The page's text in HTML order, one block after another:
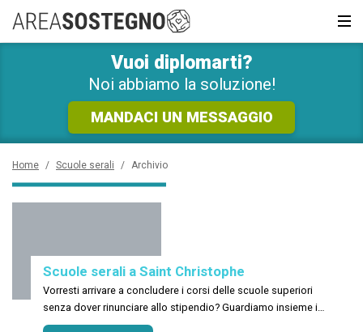
Recupero anni
Scuola privata
Scuole inglese
RICHIEDI SUBITO
INFORMAZIONI GRATUITE!
Sarai ricontattato al più presto
Vuoi diplomarti?
Noi abbiamo la soluzione!
MANDACI UN MESSAGGIO
Home / Scuole serali / Archivio
Scuole serali a Saint Christophe
Vorresti arrivare a concludere i corsi delle scuole superiori
senza dover rinunciare allo stipendio? Guardiamo insieme i
criteri di selezione dei centri di formazione a Saint Christophe!